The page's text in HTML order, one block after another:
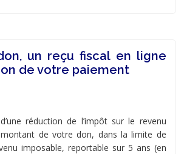
un reçu fiscal en ligne
de votre paiement
réduction de l’impôt sur le revenu
de votre don, dans la limite de
imposable, reportable sur 5 ans (en